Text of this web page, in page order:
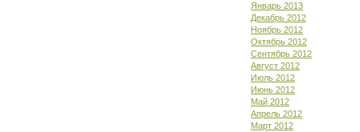
Январь 2013
Декабрь 2012
Ноябрь 2012
Октябрь 2012
Сентябрь 2012
Август 2012
Июль 2012
Июнь 2012
Май 2012
Апрель 2012
Март 2012